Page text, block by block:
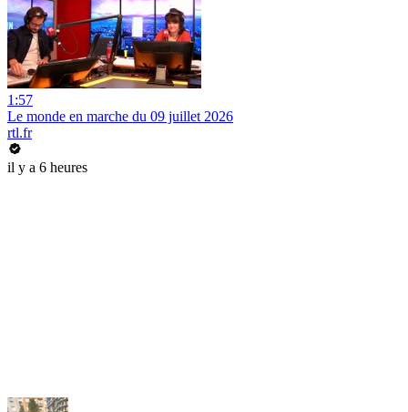
1:57
Le monde en marche du 09 juillet 2026
rtl.fr
il y a 6 heures